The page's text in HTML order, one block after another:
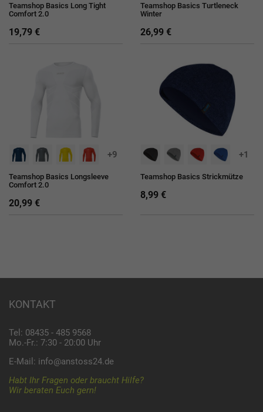
Teamshop Basics Long Tight
Comfort 2.0
19,79 €
Teamshop Basics Turtleneck
Winter
26,99 €
+9
Teamshop Basics Longsleeve
Comfort 2.0
20,99 €
+1
Teamshop Basics Strickmütze
8,99 €
KONTAKT
Tel: 08435 - 485 9568
Mo.-Fr.: 7:30 - 20:00 Uhr
E-Mail: info@anstoss24.de
Habt Ihr Fragen oder braucht Hilfe?
Wir beraten Euch gern!